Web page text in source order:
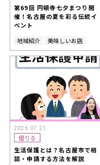
第69回 円頓寺七夕まつり開
催！名古屋の夏を彩る伝統イ
ベント
地域紹介
美味しいお店
2026.07.21
借りる
生活保護とは？名古屋市で相
談・申請する方法を解説